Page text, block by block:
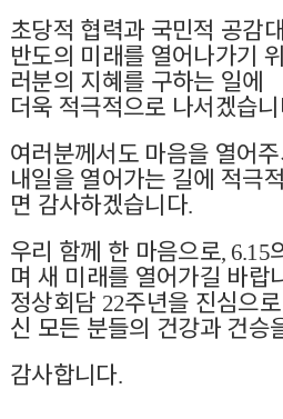
초당적 협력과 국민적 공감
반도의 미래를 열어나가기
러분의 지혜를 구하는 일에
더욱 적극적으로 나서겠습
여러분께서도 마음을 열어
내일을 열어가는 길에 적극
면 감사하겠습니다.
우리 함께 한 마음으로, 6.15
며 새 미래를 열어가길 바랍
정상회담 22주년을 진심으
신 모든 분들의 건강과 건승
감사합니다.